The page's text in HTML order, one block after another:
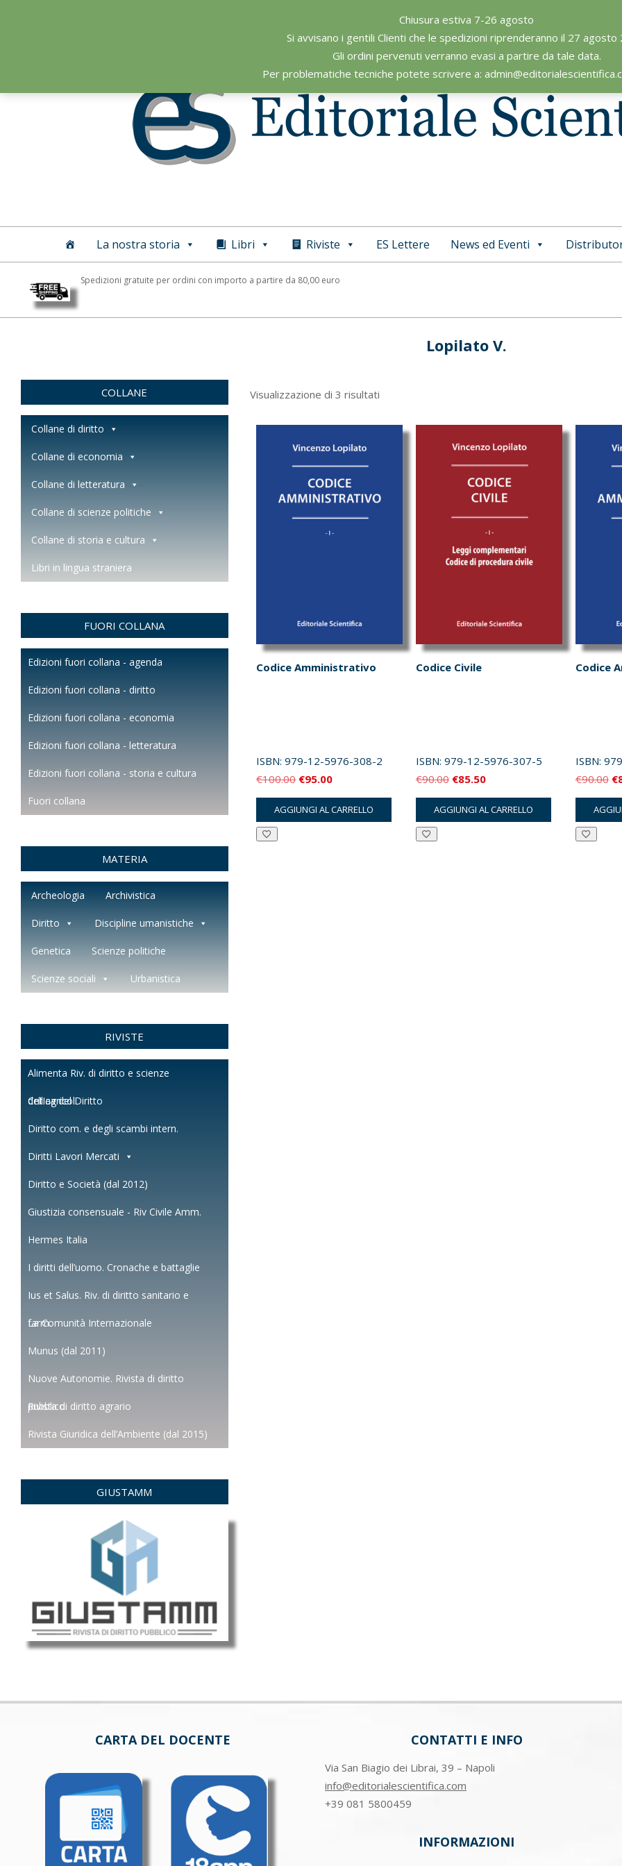
Chiusura estiva 7-26 agosto
Si avvisano i gentili Clienti che le spedizioni riprenderanno il 27 agosto
Gli ordini pervenuti verranno evasi a partire da tale data.
Per problematiche tecniche potete scrivere a:
Editoriale
Scientifica
Primary
La nostra storia Libri Riviste ES Lettere News ed Eventi
Spedizioni gratuite per ordini con importo a partire da 80,00 euro
Lopilato V.
Visualizzazione di 3 risultatiOrdina
base
Codice Amministrativo
ISBN:979-12-5976-308-2
€100.00 Il
prezzo
originale
€95.00Il
prezzo
attuale
AGGIUNGI AL CARRELLO
Codice Civile
ISBN: 979-12-5976-307-5
€90.00 Il
prezzo
originale
€85.50Il
prezzo
attuale
AGGIUNGI AL CARRELLO
Codice
ISBN:
€90.00 Il
€
COLLANE
Collane di diritto
Collane di economia
Collane di letteratura
Collane di scienze politiche
Collane di storia e cultura
Libri in lingua straniera
FUORI COLLANA
Edizioni fuori collana - agenda
Edizioni fuori collana - diritto
Edizioni fuori collana - economia
Edizioni fuori collana - letteratura
Edizioni fuori collana - storia e cultura
Fuori collana
MATERIA
Archeologia Archivistica
Diritto Discipline umanistiche
Genetica Scienze politiche
Scienze sociali Urbanistica
RIVISTE
Alimenta Riv. di diritto e scienze
dell'agricol.
Critica del Diritto
Diritto com. e degli scambi intern.
Diritti Lavori Mercati
Diritto e Società (dal 2012)
Giustizia consensuale - Riv Civile Amm.
Hermes Italia
I diritti dell’uomo. Cronache e battaglie
Ius et Salus. Riv. di diritto sanitario e
farm.
La Comunità Internazionale
Munus (dal 2011)
Nuove Autonomie. Rivista di diritto
pubblico
Rivista di diritto agrario
Rivista Giuridica dell’Ambiente (dal 2015)
GIUSTAMM
CARTA DEL DOCENTE CONTATTI E INFO
Via San Biagio dei Librai, 39 – Napoli
info@editorialescientifica.com
+39 081 5800459
INFORMAZIONI